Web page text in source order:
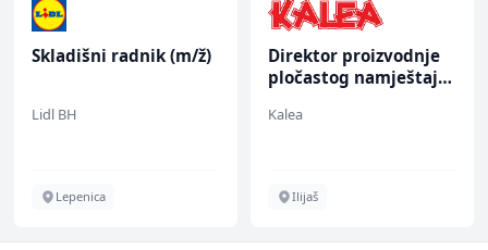
Skladišni radnik (m/ž)
Lidl BH
Lepenica
Direktor proizvodnje
pločastog namještaja
Kalea
Ilijaš